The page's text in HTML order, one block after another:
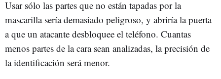
Usar sólo las partes que no están tapadas por la
mascarilla sería demasiado peligroso, y abriría la puerta
a que un atacante desbloquee el teléfono. Cuantas
menos partes de la cara sean analizadas, la precisión de
la identificación será menor.